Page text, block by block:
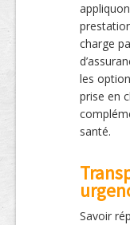
charge
les
prise en
santé.
Savoir